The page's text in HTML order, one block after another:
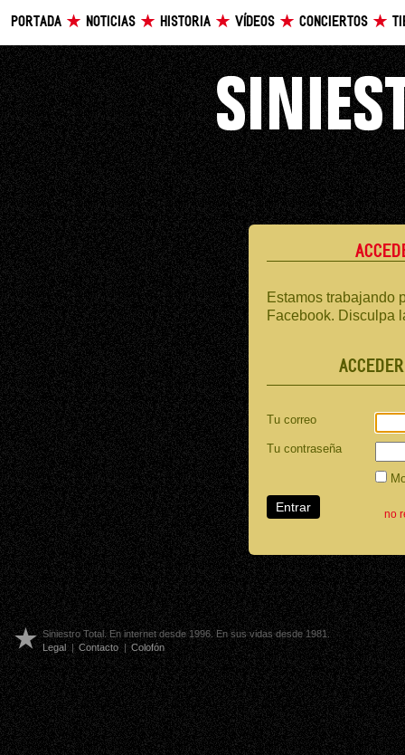
PORTADA NOTICIAS HISTORIA VÍDEOS CONCIERTOS
Estamos trabajando
Facebook. Disculpa
Tu correo
Tu contraseña
no
Siniestro Total. En internet desde 1996. En sus vidas desde 1981.
Legal | Contacto | Colofón